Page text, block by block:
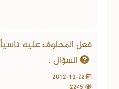
فعل المحلوف عليه ناسياً
السؤال :